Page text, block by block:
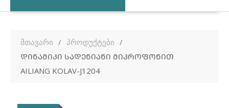
მთავარი
პროდუქტები
ᲓᲘᲜᲐᲛᲘᲙᲘ ᲡᲐᲓᲔᲜᲘᲐᲜᲘ ᲛᲘᲙᲠᲝᲤᲝᲜᲘᲗ
AILIANG KOLAV-J1204